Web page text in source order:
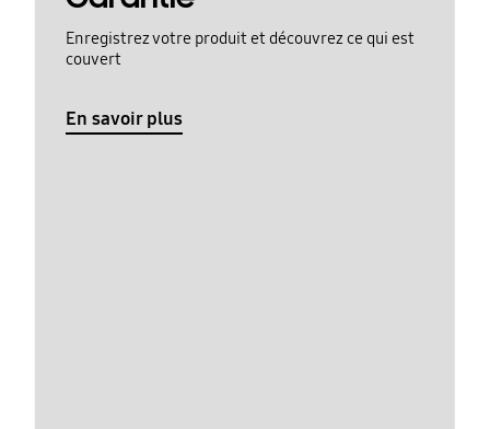
Enregistrez votre produit et découvrez ce qui est
couvert
En savoir plus